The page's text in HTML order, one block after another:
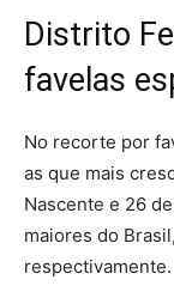
Distrito
favelas
No recorte por
as que mais
Nascente e 26
maiores do
respectivamente.